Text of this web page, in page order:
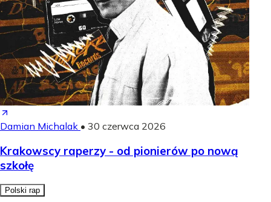
Damian Michalak • 30 czerwca 2026
Krakowscy raperzy - od pionierów po nową
szkołę
Polski rap